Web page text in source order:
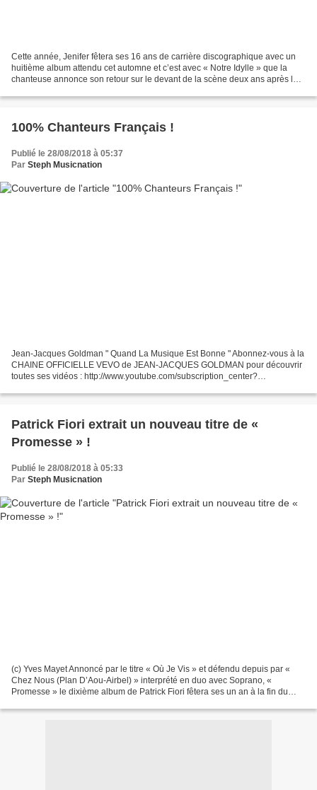
Cette année, Jenifer fêtera ses 16 ans de carrière discographique avec un
huitième album attendu cet automne et c’est avec « Notre Idylle » que la
chanteuse annonce son retour sur le devant de la scène deux ans après la
100% Chanteurs Français !
Publié le 28/08/2018 à 05:37
Par Steph Musicnation
Jean-Jacques Goldman " Quand La Musique Est Bonne " Abonnez-vous à la
CHAINE OFFICIELLE VEVO de JEAN-JACQUES GOLDMAN pour découvrir
toutes ses vidéos : http://www.youtube.com/subscription_center?
Patrick Fiori extrait un nouveau titre de «
Promesse » !
Publié le 28/08/2018 à 05:33
Par Steph Musicnation
(c) Yves Mayet Annoncé par le titre « Où Je Vis » et défendu depuis par «
Chez Nous (Plan D’Aou-Airbel) » interprété en duo avec Soprano, «
Promesse » le dixième album de Patrick Fiori fêtera ses un an à la fin du